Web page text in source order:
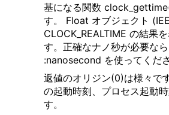
基になる関数
す。 Float オブジェクト
CLOCK_REALTIME の結果
す。正確なナノ秒が必要な
:nanosecond を使ってくださ
返値のオリジン(0)は様々で
の起動時刻、プロセス起動
す。